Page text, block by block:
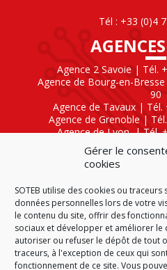
Gérer le
cookies
SOTEB utilise des cookies ou
données personnelles lors de votre
le contenu du site, offrir des
sociaux et développer et améliorer le
autoriser ou refuser le dépôt de tout
traceurs, à l'exception de ceux qui
fonctionnement de ce site. Vous
Tél : +33 (0)4
Agence 2 Savoie | Tél.
Agence de Bourg-en-
90
Agence de Tavaux | Tél.
Agence de Grenoble |
Agence de Lyon | Tél.
SOTEB
01630 Saint-
Tél : +33 (0)4